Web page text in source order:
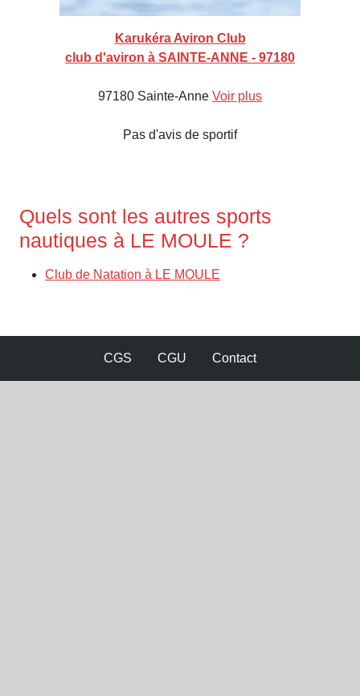
Karukéra Aviron Club
club d'aviron à SAINTE-ANNE - 97180
97180 Sainte-Anne Voir plus
Pas d'avis de sportif
Quels sont les autres sports
nautiques à LE MOULE ?
Club de Natation à LE MOULE
CGS CGU Contact